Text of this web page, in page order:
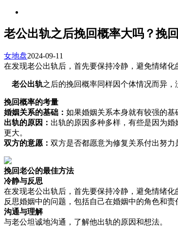
老公出轨之后挽回概率大吗？挽
女地盘2024-09-11
在发现老公出轨后，首先要保持冷静，避免情绪
老公出轨之后的挽回概率同样因个体情况而异
挽回概率的考量
婚姻关系的基础： 如果婚姻关系本身就有较强的基
出轨的原因： 出轨的原因多种多样，有些是因为
更大。
双方的意愿： 双方是否都愿意为修复关系付出努
挽回老公的最佳方法
冷静与反思
在发现老公出轨后，首先要保持冷静，避免情绪化
反思婚姻中的问题，包括自己在婚姻中的角色和责
沟通与理解
与老公坦诚地沟通，了解他出轨的原因和想法。